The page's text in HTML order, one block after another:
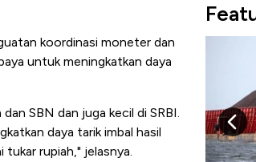
koordinasi moneter dan
untuk meningkatkan daya
SBN dan juga kecil di SRBI.
daya tarik imbal hasil
rupiah," jelasnya.